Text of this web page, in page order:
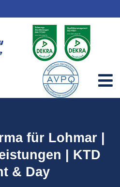
für Lohmar |
| KTD
& Day